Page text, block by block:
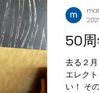
50
去る２
エレク
い！ そ